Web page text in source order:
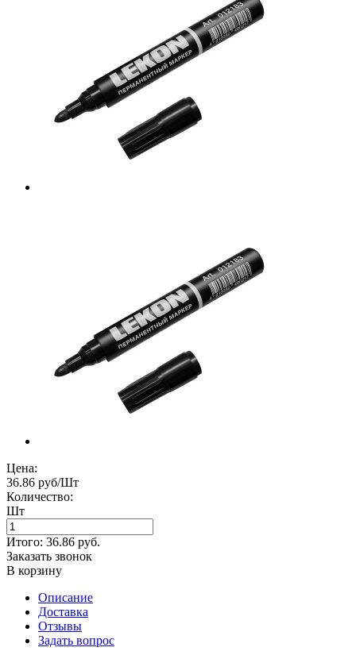
Цена:
36.86 руб/Шт
Количество:
Шт
Итого: 36.86 руб.
Заказать звонок
В корзину
Описание
Доставка
Отзывы
Задать вопрос